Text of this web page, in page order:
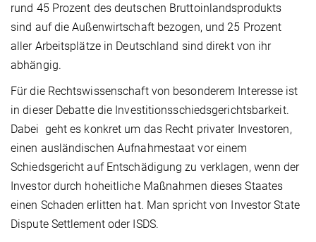
rund 45 Prozent des deutschen Bruttoinlandsprodukts
sind auf die Außenwirtschaft bezogen, und 25 Prozent
aller Arbeitsplätze in Deutschland sind direkt von ihr
abhängig.
Für die Rechtswissenschaft von besonderem Interesse ist
in dieser Debatte die Investitionsschiedsgerichtsbarkeit.
Dabei geht es konkret um das Recht privater Investoren,
einen ausländischen Aufnahmestaat vor einem
Schiedsgericht auf Entschädigung zu verklagen, wenn der
Investor durch hoheitliche Maßnahmen dieses Staates
einen Schaden erlitten hat. Man spricht von Investor State
Dispute Settlement oder ISDS.